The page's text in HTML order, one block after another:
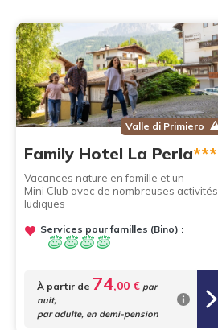
Valle di Primiero
Family Hotel La Perla***
Vacances nature en famille et un
Mini Club avec de nombreuses activités
ludiques
Services pour familles (Bino) :
À partir de 74,00 € par
nuit,
par adulte, en demi-pension